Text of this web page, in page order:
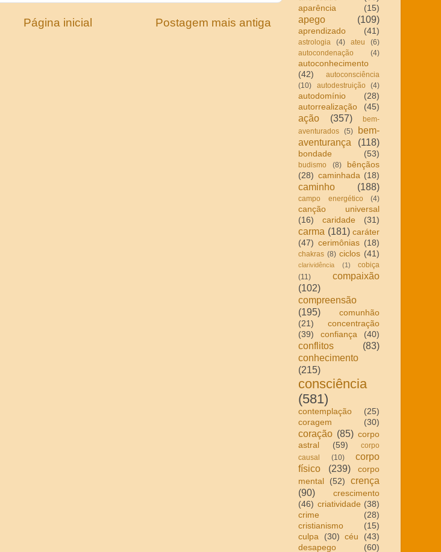
Postagem mais antiga
Página inicial
aparência
(15)
apego (109)
aprendizado (41)
astrologia (4) ateu
(6)
autocondenação
(4)
autoconhecimento
(42)
autoconsciência
(10)
autodestruição (4)
autodomínio
(28)
autorrealização
(45)
ação (357)
bem-
aventurados (5)
bem-
aventurança
(118)
bondade (53)
budismo (8)
bênçãos
(28) caminhada (18)
caminho (188)
campo energético (4)
canção universal
(16)
caridade (31)
carma (181) caráter
(47) cerimônias (18)
chakras (8) ciclos (41)
clarividência (1)
cobiça
(11)
compaixão
(102)
compreensão
(195)
comunhão
(21)
concentração
(39)
confiança (40)
conflitos
(83)
conhecimento
(215)
consciência
(581)
contemplação
(25)
coragem
(30)
coração (85) corpo
astral
(59)
corpo
causal
(10)
corpo
físico
(239)
corpo
mental
(52)
crença
(90)
crescimento
(46) criatividade (38)
crime
(28)
cristianismo
(15)
culpa
(30) céu
(43)
desapego
(60)